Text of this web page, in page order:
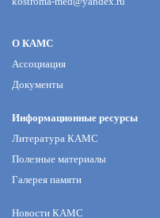
О КАМС
Ассоциация
Документы
Информационные ресурсы
Литература КАМС
Полезные материалы
Галерея памяти
Новости КАМС